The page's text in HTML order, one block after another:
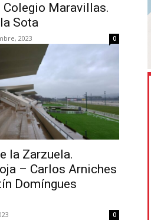
Maravillas.
Sota
2023 0
la Zarzuela.
– Carlos Arniches
Domíngues
0